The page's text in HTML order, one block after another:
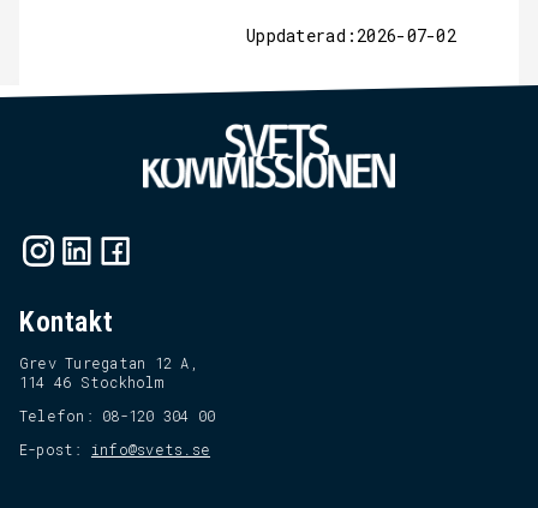
Uppdaterad:2026-07-02
Kontakt
Grev Turegatan 12 A,
114 46 Stockholm
Telefon: 08-120 304 00
E-post: info@svets.se